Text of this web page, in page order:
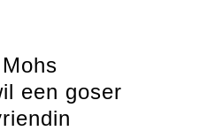
een goser